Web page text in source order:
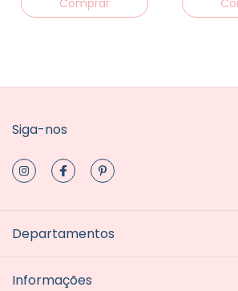
Siga-nos
Departamentos
Informações